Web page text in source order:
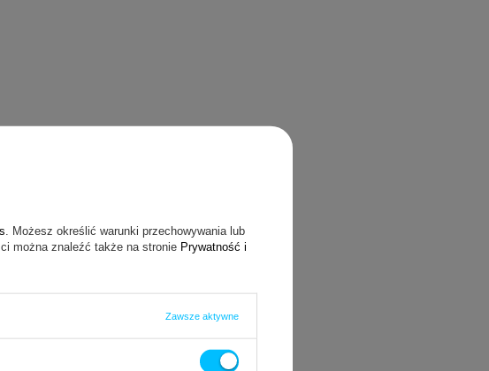
. Możesz określić warunki przechowywania lub
można znaleźć także na stronie Prywatność i
Zawsze aktywne